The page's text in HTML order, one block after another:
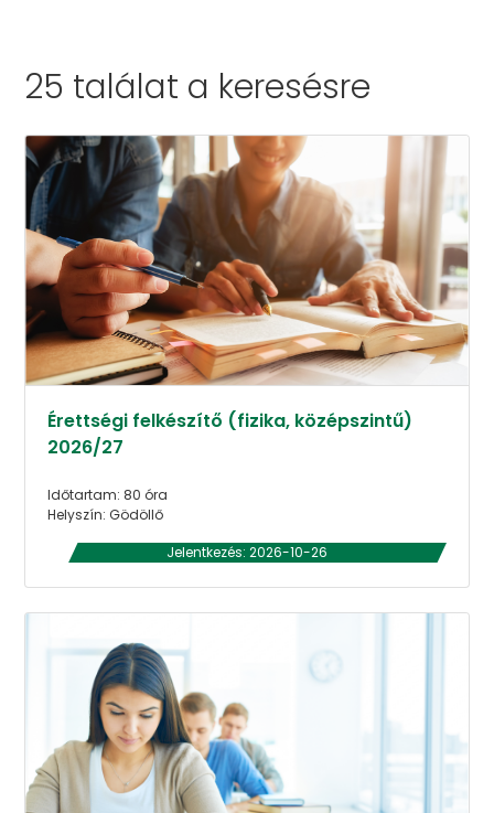
25 találat a keresésre
Érettségi felkészítő (fizika, középszintű)
2026/27
Időtartam: 80 óra
Helyszín: Gödöllő
Jelentkezés: 2026-10-26